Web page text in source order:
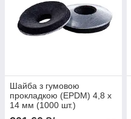
Шайба з гумовою
прокладкою (EPDM) 4,8 х
14 мм (1000 шт.)